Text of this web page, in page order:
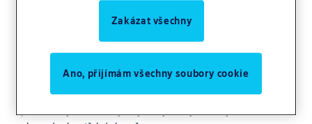
nejflexibilnější systém skříní, umožňující vytvoření skříňového
systému přesně odpovídajícího potřebám každé organizace.
širokou škálu možností pro nabíjení, identifikaci zařízení pomocí
RFID a kontrolu přístupu. Poskytuje flexibilitu pro sdílené uložení a
Zakázat všechny
Ano, přijímám všechny soubory cookie